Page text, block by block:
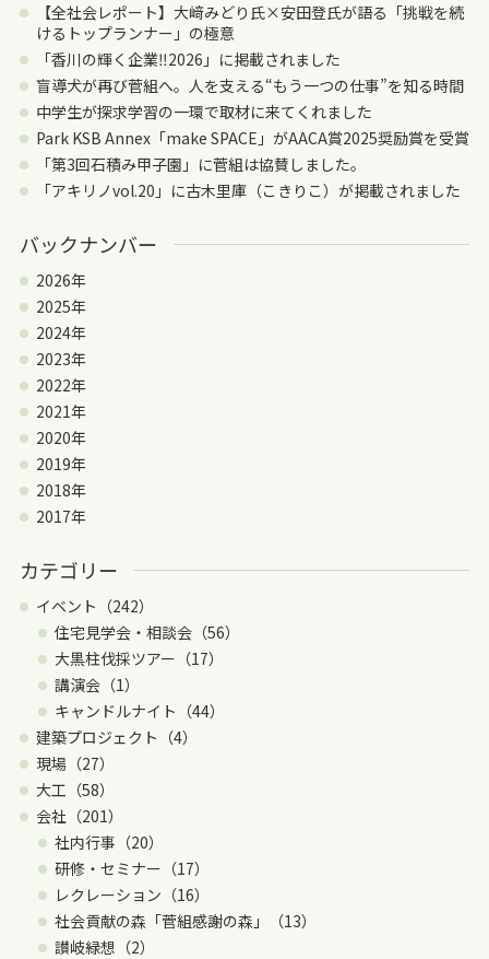
【全社会レポート】大﨑みどり氏×安田登氏が語る「挑戦を続
けるトップランナー」の極意
「香川の輝く企業‼2026」に掲載されました
盲導犬が再び菅組へ。人を支える“もう一つの仕事”を知る時間
中学生が探求学習の一環で取材に来てくれました
Park KSB Annex「make SPACE」がAACA賞2025奨励賞を受賞
「第3回石積み甲子園」に菅組は協賛しました。
「アキリノvol.20」に古木里庫（こきりこ）が掲載されました
バックナンバー
2026年
2025年
2024年
2023年
2022年
2021年
2020年
2019年
2018年
2017年
カテゴリー
イベント（242）
住宅見学会・相談会（56）
大黒柱伐採ツアー（17）
講演会（1）
キャンドルナイト（44）
建築プロジェクト（4）
現場（27）
大工（58）
会社（201）
社内行事（20）
研修・セミナー（17）
レクレーション（16）
社会貢献の森「菅組感謝の森」（13）
讃岐緑想（2）